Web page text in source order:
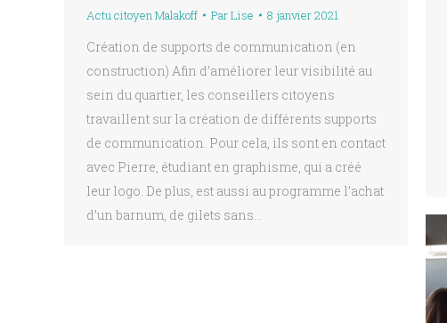
Actu citoyen Malakoff ParLise 8 janvier 2021
Création de supports de communication (en
construction) Afin d’améliorer leur visibilité au
sein du quartier, les conseillers citoyens
travaillent sur la création de différents supports
de communication. Pour cela, ils sont en contact
avec Pierre, étudiant en graphisme, qui a créé
leur logo. De plus, est aussi au programme l’achat
d’un barnum, de gilets sans…